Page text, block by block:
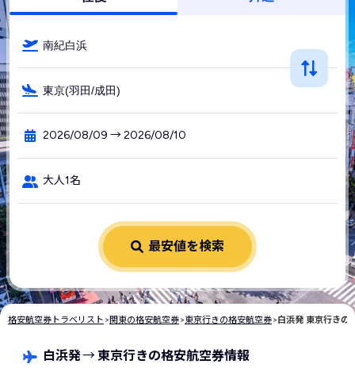
南紀白浜
東京(羽田/成田)
2026/08/09 → 2026/08/10
大人1名
最安値を検索
格安航空券トラベリスト > 関東の格安航空券>東京行きの格安航空券>白浜発 東京行きの
白浜発→東京行きの格安航空券情報